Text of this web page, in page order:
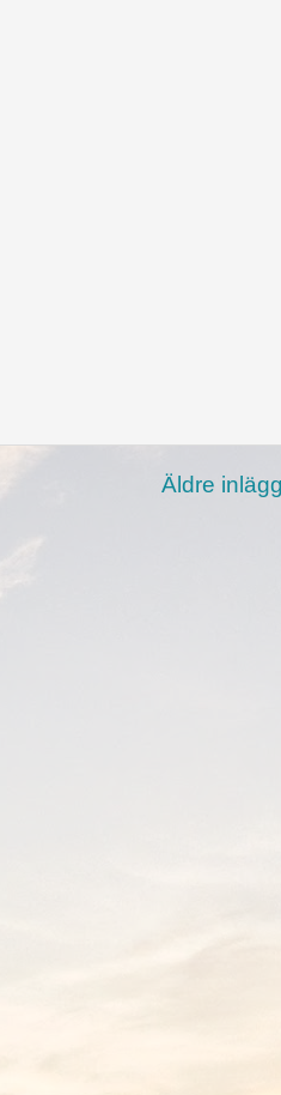
Äldre inlägg